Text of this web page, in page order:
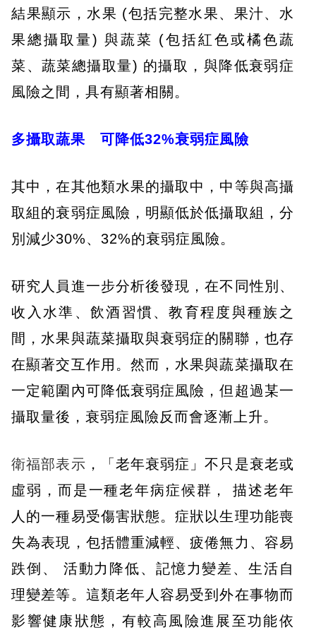
結果顯示，水果 (包括完整水果、果汁、水
果總攝取量) 與蔬菜 (包括紅色或橘色蔬
菜、蔬菜總攝取量) 的攝取，與降低衰弱症
風險之間，具有顯著相關。
多攝取蔬果 可降低32%衰弱症風險
其中，在其他類水果的攝取中，中等與高攝
取組的衰弱症風險，明顯低於低攝取組，分
別減少30%、32%的衰弱症風險。
研究人員進一步分析後發現，在不同性別、
收入水準、飲酒習慣、教育程度與種族之
間，水果與蔬菜攝取與衰弱症的關聯，也存
在顯著交互作用。然而，水果與蔬菜攝取在
一定範圍內可降低衰弱症風險，但超過某一
攝取量後，衰弱症風險反而會逐漸上升。
衛福部表示 ，「老年衰弱症」不只是衰老或
虛弱，而是一種老年病症候群， 描述老年
人的一種易受傷害狀態。症狀以生理功能喪
失為表現，包括體重減輕、疲倦無力、容易
跌倒、 活動力降低、記憶力變差、生活自
理變差等。這類老年人容易受到外在事物而
影響健康狀態，有較高風險進展至功能依